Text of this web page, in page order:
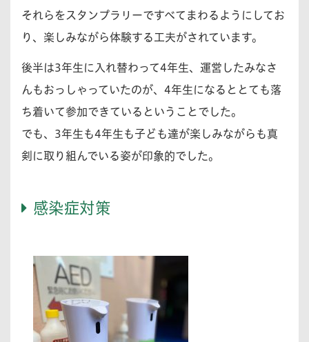
それらをスタンプラリーですべてまわるようにしてお
り、楽しみながら体験する工夫がされています。
後半は3年生に入れ替わって4年生、運営したみなさ
んもおっしゃっていたのが、4年生になるととても落
ち着いて参加できているということでした。
でも、3年生も4年生も子ども達が楽しみながらも真
剣に取り組んでいる姿が印象的でした。
感染症対策